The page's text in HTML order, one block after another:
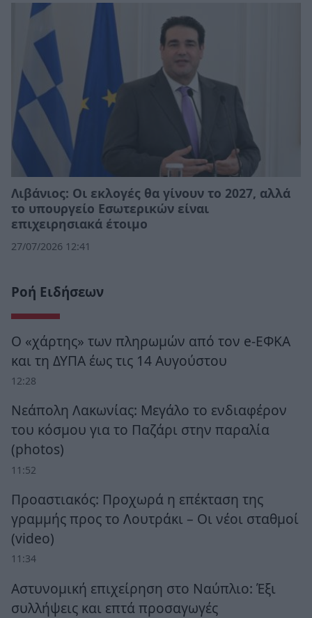
Λιβάνιος: Οι εκλογές θα γίνουν το 2027, αλλά
το υπουργείο Εσωτερικών είναι
επιχειρησιακά έτοιμο
27/07/2026 12:41
Ροή Ειδήσεων
Ο «χάρτης» των πληρωμών από τον e-ΕΦΚΑ
και τη ΔΥΠΑ έως τις 14 Αυγούστου
12:28
Νεάπολη Λακωνίας: Μεγάλο το ενδιαφέρον
του κόσμου για το Παζάρι στην παραλία
(photos)
11:52
Προαστιακός: Προχωρά η επέκταση της
γραμμής προς το Λουτράκι – Οι νέοι σταθμοί
(video)
11:34
Αστυνομική επιχείρηση στο Ναύπλιο: Έξι
συλλήψεις και επτά προσαγωγές